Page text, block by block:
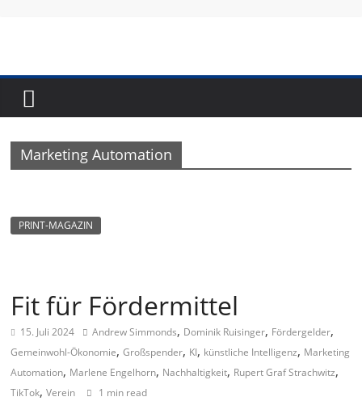
Fundraising-
Magazin
e
n
m
Marketing Automation
PRINT-MAGAZIN
Fit für Fördermittel
15. Juli 2024 Andrew Simmonds, Dominik Ruisinger, Fördergelder,
Gemeinwohl-Ökonomie,Großspender, KI, künstliche Intelligenz, Marketing
Automation, Marlene Engelhorn, Nachhaltigkeit, Rupert Graf Strachwitz,
TikTok,Verein 1 min read